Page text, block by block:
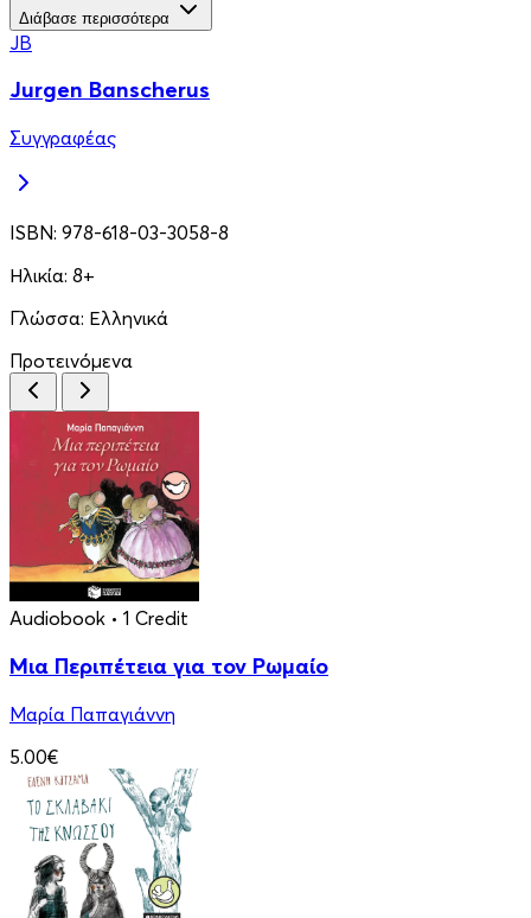
Διάβασε περισσότερα
JB
Jurgen Banscherus
Συγγραφέας
ISBN: 978-618-03-3058-8
Ηλικία: 8+
Γλώσσα: Ελληνικά
Προτεινόμενα
Audiobook • 1 Credit
Μια Περιπέτεια για τον Ρωμαίο
Μαρία Παπαγιάννη
5.00€